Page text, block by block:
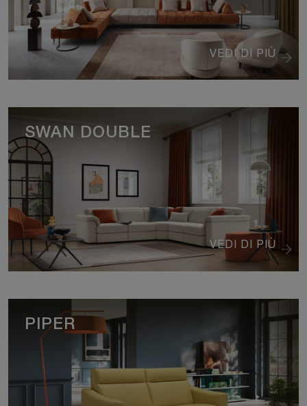
VEDI DI PIÙ
VEDI DI PIÙ
SWAN DOUBLE
PIPER